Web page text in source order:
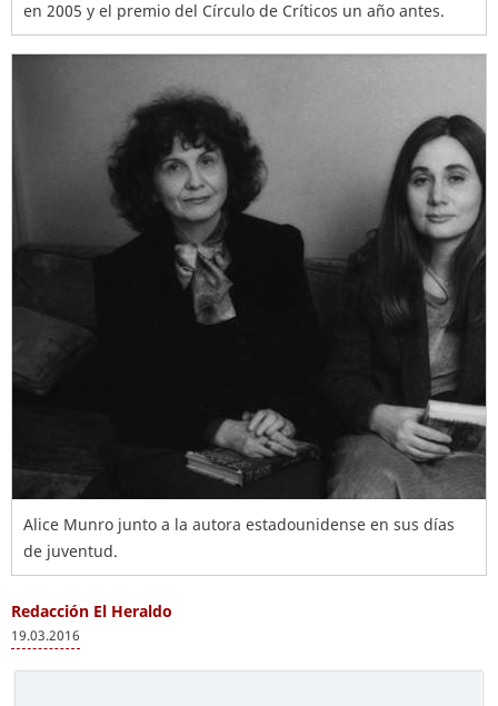
en 2005 y el premio del Círculo de Críticos un año antes.
Alice Munro junto a la autora estadounidense en sus días
de juventud.
Redacción El Heraldo
19.03.2016